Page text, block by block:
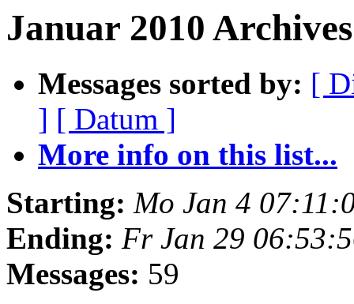
Januar 2010
Messages sorted by: [
] [ Datum ]
More info on this list...
Starting: Mo Jan 4
Ending: Fr Jan 29
Messages: 59